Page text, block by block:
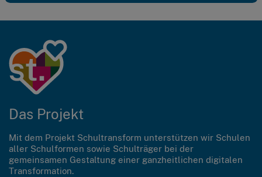
Das Projekt
Mit dem Projekt Schultransform unterstützen wir Schulen
aller Schulformen sowie Schulträger bei der
gemeinsamen Gestaltung einer ganzheitlichen digitalen
Transformation.